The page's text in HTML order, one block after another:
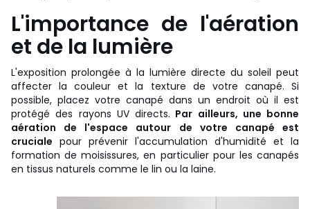
L'importance de l'aération
et de la lumière
L'exposition prolongée à la lumière directe du soleil peut
affecter la couleur et la texture de votre canapé. Si
possible, placez votre canapé dans un endroit où il est
protégé des rayons UV directs. Par ailleurs, une bonne
aération de l'espace autour de votre canapé est
cruciale pour prévenir l'accumulation d'humidité et la
formation de moisissures, en particulier pour les canapés
en tissus naturels comme le lin ou la laine.